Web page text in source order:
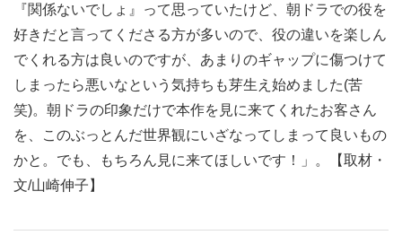
『関係ないでしょ』って思っていたけど、朝ドラでの役を
好きだと言ってくださる方が多いので、役の違いを楽しん
でくれる方は良いのですが、あまりのギャップに傷つけて
しまったら悪いなという気持ちも芽生え始めました(苦
笑)。朝ドラの印象だけで本作を見に来てくれたお客さん
を、このぶっとんだ世界観にいざなってしまって良いもの
かと。でも、もちろん見に来てほしいです！」。【取材・
文/山崎伸子】